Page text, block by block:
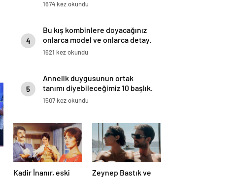
1674 kez okundu
4
Bu kış kombinlere doyacağınız
onlarca model ve onlarca detay.
1621 kez okundu
5
Annelik duygusunun ortak
tanımı diyebileceğimiz 10 başlık.
1507 kez okundu
Kadir İnanır, eski
Zeynep Bastık ve